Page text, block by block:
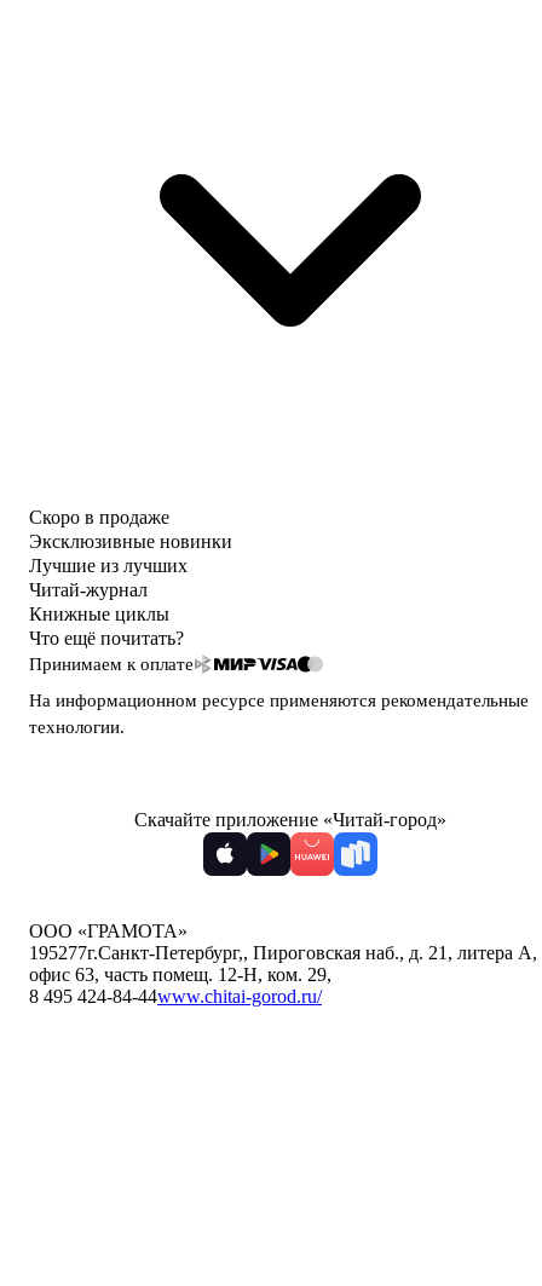
Скоро в продаже
Эксклюзивные новинки
Лучшие из лучших
Читай-журнал
Книжные циклы
Что ещё почитать?
Принимаем к оплате
На информационном ресурсе применяются рекомендательные
технологии.
Скачайте приложение «Читай-город»
ООО «ГРАМОТА»
195277г.Санкт-Петербург,, Пироговская наб., д. 21, литера А,
офис 63, часть помещ. 12-Н, ком. 29,
8 495 424-84-44www.chitai-gorod.ru/